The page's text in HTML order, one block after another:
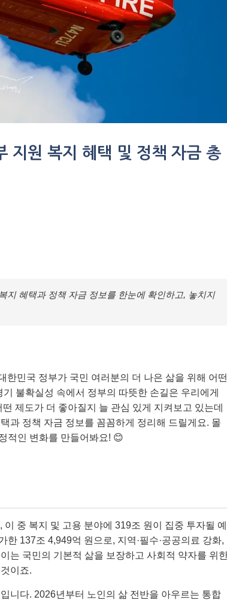
지원 복지 혜택 및 정책 자금 총
지 혜택과 정책 자금 정보를 한눈에 확인하고, 놓치지
한민국 정부가 국민 여러분의 더 나은 삶을 위해 어떤
불확실성 속에서 정부의 따뜻한 손길은 우리에게
제도가 더 좋아질지 늘 관심 있게 지켜보고 있는데
과 정책 자금 정보를 꼼꼼하게 정리해 드릴게요. 몰
적인 변화를 만들어봐요! 😊
중 복지 및 고용 분야에 319조 원이 집중 투자될 예
137조 4,949억 원으로, 지역·필수·공공의료 강화,
는 국민의 기본적 삶을 보장하고 사회적 약자를 위
이죠.
입니다. 2026년부터 노인의 삶 전반을 아우르는 통합